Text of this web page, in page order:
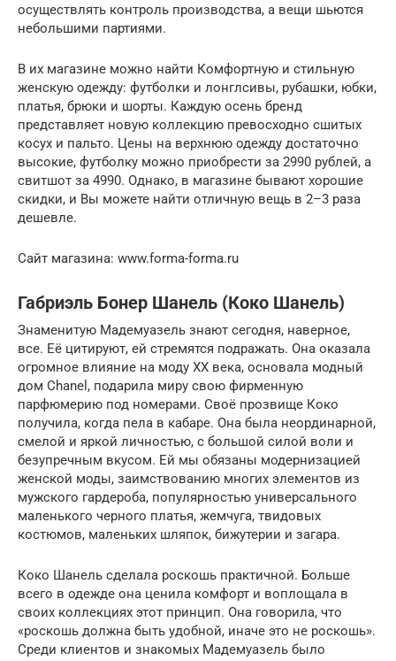
осуществлять контроль производства, а вещи шьются
небольшими партиями.
В их магазине можно найти Комфортную и стильную
женскую одежду: футболки и лонглсивы, рубашки, юбки,
платья, брюки и шорты. Каждую осень бренд
представляет новую коллекцию превосходно сшитых
косух и пальто. Цены на верхнюю одежду достаточно
высокие, футболку можно приобрести за 2990 рублей, а
свитшот за 4990. Однако, в магазине бывают хорошие
скидки, и Вы можете найти отличную вещь в 2–3 раза
дешевле.
Сайт магазина: www.forma-forma.ru
Габриэль Бонер Шанель (Коко Шанель)
Знаменитую Мадемуазель знают сегодня, наверное,
все. Её цитируют, ей стремятся подражать. Она оказала
огромное влияние на моду XX века, основала модный
дом Chanel, подарила миру свою фирменную
парфюмерию под номерами. Своё прозвище Коко
получила, когда пела в кабаре. Она была неординарной,
смелой и яркой личностью, с большой силой воли и
безупречным вкусом. Ей мы обязаны модернизацией
женской моды, заимствованию многих элементов из
мужского гардероба, популярностью универсального
маленького черного платья, жемчуга, твидовых
костюмов, маленьких шляпок, бижутерии и загара.
Коко Шанель сделала роскошь практичной. Больше
всего в одежде она ценила комфорт и воплощала в
своих коллекциях этот принцип. Она говорила, что
«роскошь должна быть удобной, иначе это не роскошь».
Среди клиентов и знакомых Мадемуазель было